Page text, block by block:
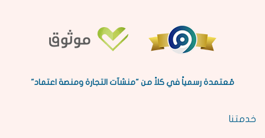
مُعتمدة رسمياً في كلاً من "منشآت التجارة ومنصة اعتماد"
خدمتنا